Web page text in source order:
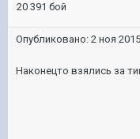
20 391 бой
Опубликовано: 2 ноя
Наконецто взялись за